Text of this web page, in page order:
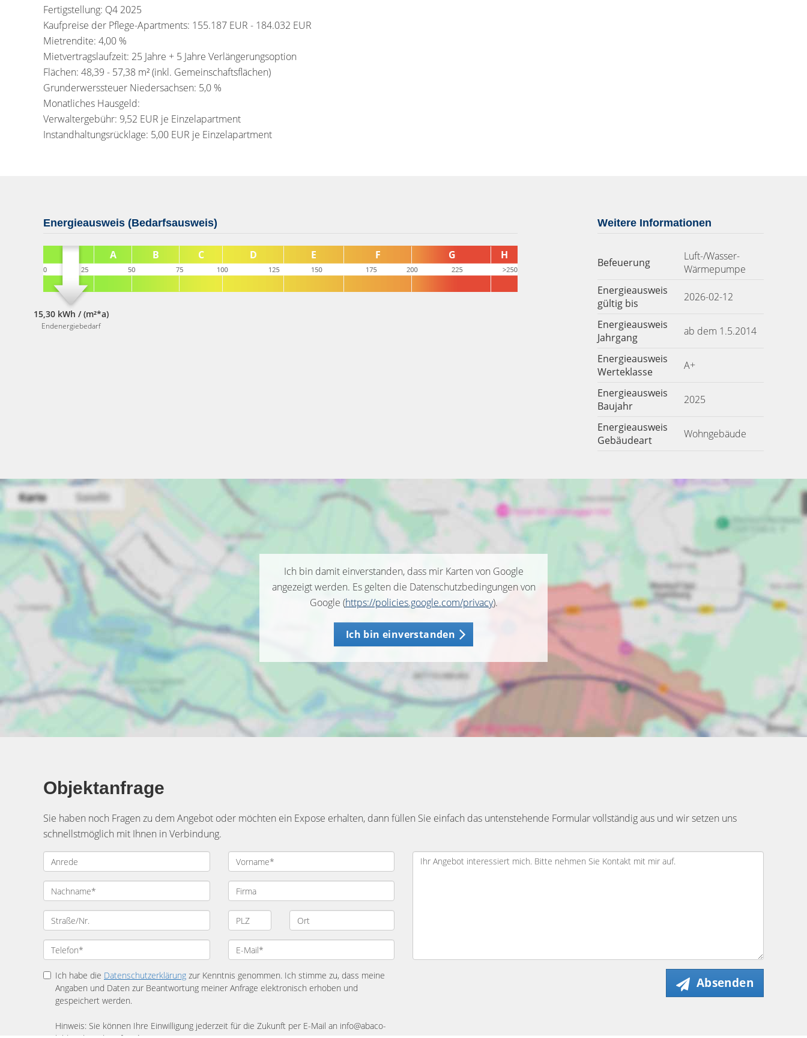
Fertigstellung: Q4 2025
Kaufpreise der Pflege-Apartments: 155.187 EUR - 184.032 EUR
Mietrendite: 4,00 %
Mietvertragslaufzeit: 25 Jahre + 5 Jahre Verlängerungsoption
Flächen: 48,39 - 57,38 m² (inkl. Gemeinschaftsflächen)
Grunderwerssteuer Niedersachsen: 5,0 %
Monatliches Hausgeld:
Verwaltergebühr: 9,52 EUR je Einzelapartment
Instandhaltungsrücklage: 5,00 EUR je Einzelapartment
Energieausweis (Bedarfsausweis)
15,30 kWh / (m²*a)
Endenergiebedarf
Weitere Informationen
Befeuerung
Luft-/Wasser-
Wärmepumpe
Energieausweis
gültig bis
2026-02-12
Energieausweis
Jahrgang
ab dem 1.5.2014
Energieausweis
Werteklasse
A+
Energieausweis
Baujahr
2025
Energieausweis
Gebäudeart
Wohngebäude
Ich bin damit einverstanden, dass mir Karten von Google
angezeigt werden. Es gelten die Datenschutzbedingungen von
Google (https://policies.google.com/privacy).
Ich bin einverstanden
Objektanfrage
Sie haben noch Fragen zu dem Angebot oder möchten ein Expose erhalten, dann füllen Sie einfach das untenstehende Formular vollständig aus und wir setzen uns
schnellstmöglich mit Ihnen in Verbindung.
Ich habe die Datenschutzerklärung zur Kenntnis genommen. Ich stimme zu, dass meine
Angaben und Daten zur Beantwortung meiner Anfrage elektronisch erhoben und
gespeichert werden.
Hinweis: Sie können Ihre Einwilligung jederzeit für die Zukunft per E-Mail an info@abaco-
Absenden